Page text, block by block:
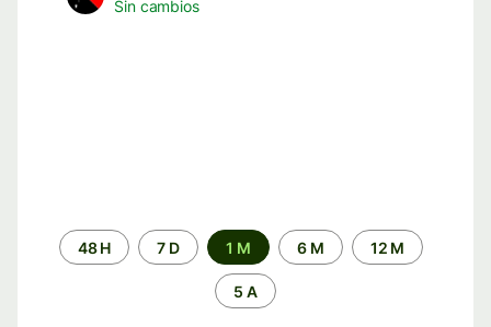
Sin cambios
Periodo48 H 7 D 1 M 6 M 12 M
5 A